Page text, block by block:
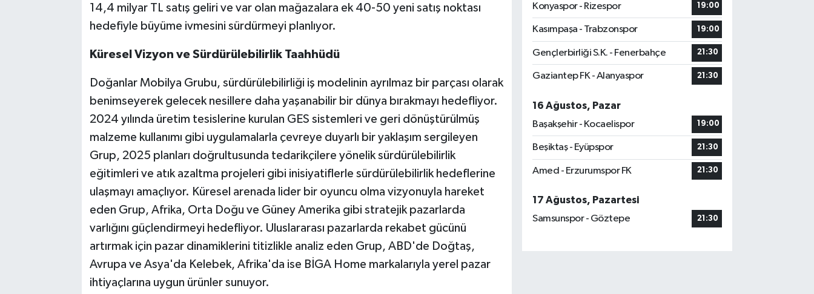
14,4 milyar TL satış geliri ve var olan mağazalara ek 40-50 yeni satış noktası
hedefiyle büyüme ivmesini sürdürmeyi planlıyor.
Küresel Vizyon ve Sürdürülebilirlik Taahhüdü
Doğanlar Mobilya Grubu, sürdürülebilirliği iş modelinin ayrılmaz bir parçası olarak
benimseyerek gelecek nesillere daha yaşanabilir bir dünya bırakmayı hedefliyor.
2024 yılında üretim tesislerine kurulan GES sistemleri ve geri dönüştürülmüş
malzeme kullanımı gibi uygulamalarla çevreye duyarlı bir yaklaşım sergileyen
Grup, 2025 planları doğrultusunda tedarikçilere yönelik sürdürülebilirlik
eğitimleri ve atık azaltma projeleri gibi inisiyatiflerle sürdürülebilirlik hedeflerine
ulaşmayı amaçlıyor. Küresel arenada lider bir oyuncu olma vizyonuyla hareket
eden Grup, Afrika, Orta Doğu ve Güney Amerika gibi stratejik pazarlarda
varlığını güçlendirmeyi hedefliyor. Uluslararası pazarlarda rekabet gücünü
artırmak için pazar dinamiklerini titizlikle analiz eden Grup, ABD'de Doğtaş,
Avrupa ve Asya'da Kelebek, Afrika'da ise BİGA Home markalarıyla yerel pazar
ihtiyaçlarına uygun ürünler sunuyor.
Konyaspor - Rizespor
19:00
Kasımpaşa - Trabzonspor 19:00
Gençlerbirliği S.K. - Fenerbahçe 21:30
Gaziantep FK - Alanyaspor 21:30
16 Ağustos, Pazar
Başakşehir - Kocaelispor
19:00
Beşiktaş - Eyüpspor 21:30
Amed - Erzurumspor FK 21:30
17 Ağustos, Pazartesi
Samsunspor - Göztepe
21:30